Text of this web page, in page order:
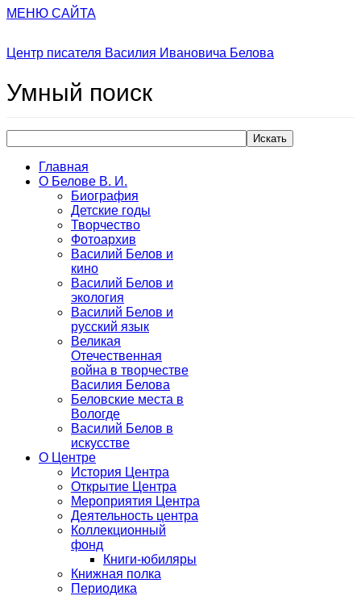
МЕНЮ САЙТА
Центр писателя Василия Ивановича Белова
Умный поиск
Искать
Главная
О Белове В. И.
Биография
Детские годы
Творчество
Фотоархив
Василий Белов и
кино
Василий Белов и
экология
Василий Белов и
русский язык
Великая
Отечественная
война в творчестве
Василия Белова
Беловские места в
Вологде
Василий Белов в
искусстве
О Центре
История Центра
Открытие Центра
Мероприятия Центра
Деятельность центра
Коллекционный
фонд
Книги-юбиляры
Книжная полка
Периодика